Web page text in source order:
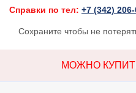
Справки по тел: +7 (342)
Сохраните чтобы не
МОЖНО